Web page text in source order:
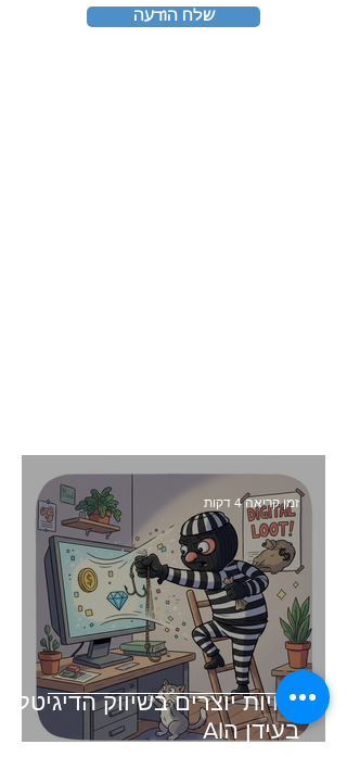
שלח הודעה
זכויות יוצרים בשיווק הדיגיטלי
בעידן הAI
זמן קריאה 4 דקות